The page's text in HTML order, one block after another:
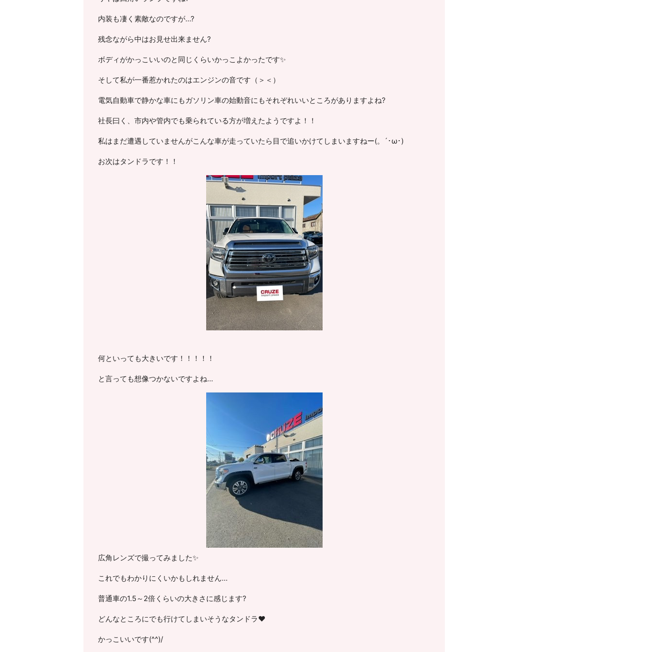
内装も凄く素敵なのですが…?
残念ながら中はお見せ出来ません?
ボディがかっこいいのと同じくらいかっこよかったです✨
そして私が一番惹かれたのはエンジンの音です（＞＜）
電気自動車で静かな車にもガソリン車の始動音にもそれぞれいいところがありますよね?
社長曰く、市内や管内でも乗られている方が増えたようですよ！！
私はまだ遭遇していませんがこんな車が走っていたら目で追いかけてしまいますねー(。´･ω･)
お次はタンドラです！！
何といっても大きいです！！！！！
と言っても想像つかないですよね…
広角レンズで撮ってみました✨
これでもわかりにくいかもしれません…
普通車の1.5～2倍くらいの大きさに感じます?
どんなところにでも行けてしまいそうなタンドラ♥
かっこいいです(^^)/